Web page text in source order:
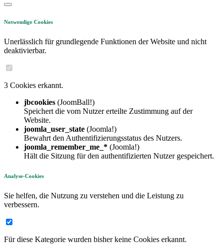
Notwendige Cookies
Unerlässlich für grundlegende Funktionen der Website und nicht
deaktivierbar.
3 Cookies erkannt.
jbcookies (JoomBall!)
Speichert die vom Nutzer erteilte Zustimmung auf der
Website.
joomla_user_state (Joomla!)
Bewahrt den Authentifizierungsstatus des Nutzers.
joomla_remember_me_* (Joomla!)
Hält die Sitzung für den authentifizierten Nutzer gespeichert.
Analyse-Cookies
Sie helfen, die Nutzung zu verstehen und die Leistung zu
verbessern.
Für diese Kategorie wurden bisher keine Cookies erkannt.